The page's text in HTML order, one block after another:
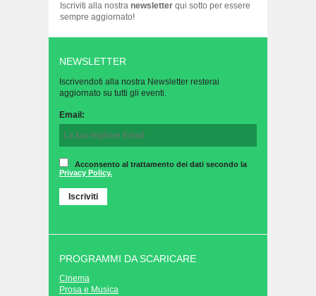
Iscriviti alla nostra newsletter qui sotto per essere
sempre aggiornato!
NEWSLETTER
Iscrivendoti alla nostra Newsletter resterai
aggiornato su tutti gli eventi.
Email:
Acconsento al trattamento dei dati secondo la
Privacy Policy.
PROGRAMMI DA SCARICARE
Cinema
Prosa e Musica